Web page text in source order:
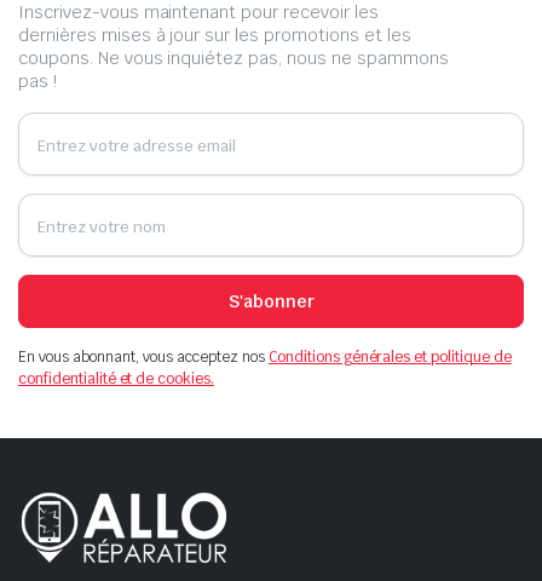
Inscrivez-vous maintenant pour recevoir les
dernières mises à jour sur les promotions et les
coupons. Ne vous inquiétez pas, nous ne spammons
pas !
S'abonner
En vous abonnant, vous acceptez nosConditions générales et politique de
confidentialité et de cookies.